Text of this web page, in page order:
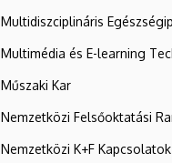
Multidiszciplináris
Multimédia és E-learning
Műszaki Kar
Nemzetközi Felsőoktatási
Nemzetközi K+F